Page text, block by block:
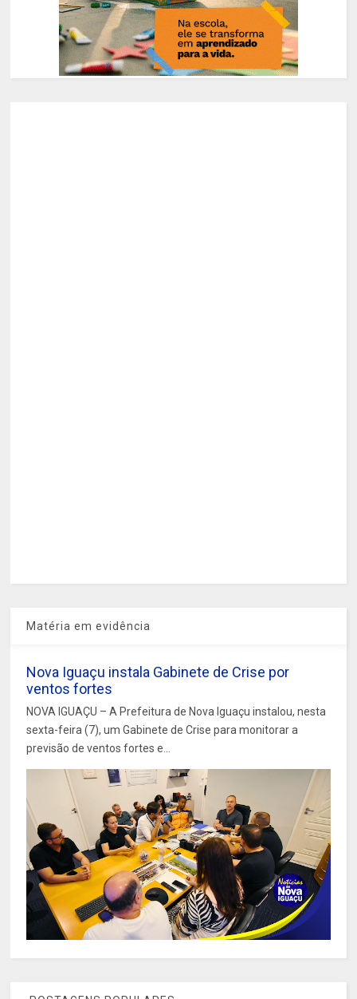
Matéria em evidência
Nova Iguaçu instala Gabinete de Crise por
ventos fortes
NOVA IGUAÇU – A Prefeitura de Nova Iguaçu instalou, nesta
sexta-feira (7), um Gabinete de Crise para monitorar a
previsão de ventos fortes e...